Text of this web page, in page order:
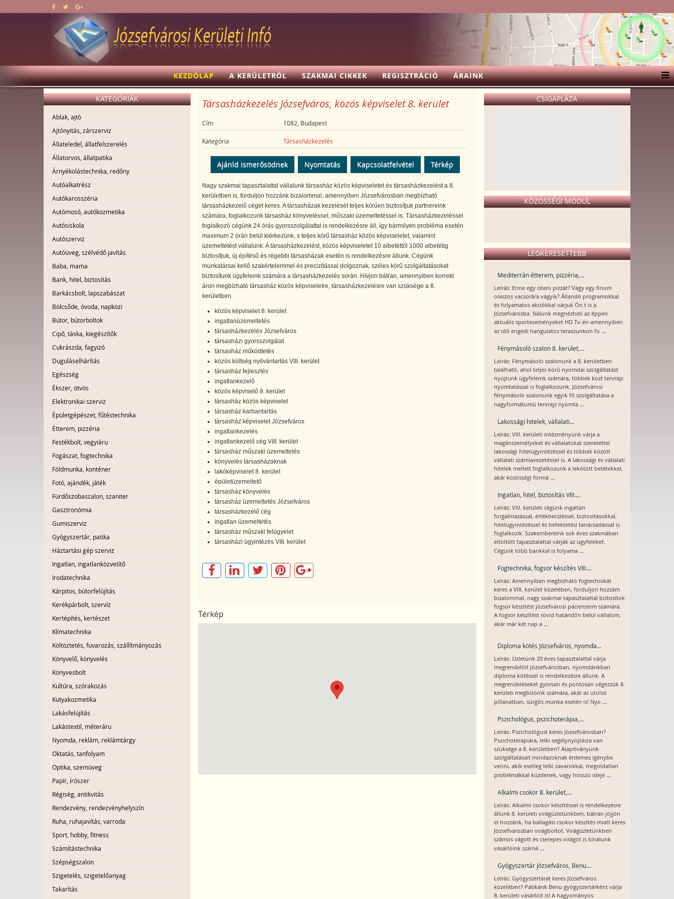
KEZDŐLAP A KERÜLETRŐL SZAKMAI CIKKEK REGISZTRÁCIÓ ÁRAINK
KATEGÓRIÁK
Ablak, ajtó
Ajtónyitás, zárszerviz
Állateledel, állatfelszerelés
Állatorvos, állatpatika
Árnyékolástechnika, redőny
Autóalkatrész
Autókarosszéria
Autómosó, autókozmetika
Autósiskola
Autószerviz
Autóüveg, szélvédő javítás
Baba, mama
Bank, hitel, biztosítás
Barkácsbolt, lapszabászat
Bölcsőde, óvoda, napközi
Bútor, bútorboltok
Cipő, táska, kiegészítők
Cukrászda, fagyizó
Duguláselhárítás
Egészség
Ékszer, ötvös
Elektronikai szerviz
Épületgépészet, fűtéstechnika
Étterem, pizzéria
Festékbolt, vegyiáru
Fogászat, fogtechnika
Földmunka, konténer
Fotó, ajándék, játék
Fürdőszobaszalon, szaniter
Gasztronómia
Gumiszerviz
Gyógyszertár, patika
Háztartási gép szerviz
Ingatlan, ingatlanközvetítő
Irodatechnika
Kárpitos, bútorfelújítás
Kerékpárbolt, szervíz
Kertépítés, kertészet
Klímatechnika
Költöztetés, fuvarozás, szállítmányozás
Könyvelő, könyvelés
Könyvesbolt
Kultúra, szórakozás
Kutyakozmetika
Lakásfelújítás
Lakástextil, méteráru
Nyomda, reklám, reklámtárgy
Oktatás, tanfolyam
Optika, szemüveg
Papír, írószer
Régiség, antikvitás
Rendezvény, rendezvényhelyszín
Ruha, ruhajavítás, varroda
Sport, hobby, fitness
Számítástechnika
Szépségszalon
Szigetelés, szigetelőanyag
Takarítás
Társasházkezelés Józsefváros, közös képviselet 8. kerület
Cím 1082, Budapest
Kategória Társasházkezelés
Ajánld ismerősödnek Nyomtatás Kapcsolatfelvétel Térkép
Nagy szakmai tapasztalattal vállalunk társasház közös képviseletet és társasházkezelést a 8.
kerületben is, forduljon hozzánk bizalommal, amennyiben Józsefvárosban megbízható
társasházkezelő céget keres. A társasházak kezelését teljes körűen biztosítjuk partnereink
számára, foglalkozunk társasház könyveléssel, műszaki üzemeltetéssel is. Társasházkezeléssel
foglalkozó cégünk 24 órás gyorsszolgálattal is rendelkezésre áll, így bármilyen probléma esetén
maximum 2 órán belül kiérkezünk, s teljes körű társasház közös képviseletet, valamint
üzemeltetést vállalunk. A társasházkezelést, közös képviseletet 10 albetéttől 1000 albetétig
biztosítjuk, új építésű és régebbi társasházak esetén is rendelkezésre állunk. Cégünk
munkatársai kellő szakértelemmel és precizitással dolgoznak, széles körű szolgáltatásokat
biztosítunk ügyfeleink számára a társasházkezelés során. Hívjon bátran, amennyiben korrekt
áron megbízható társasház közös képviseletre, társasházkezelésre van szüksége a 8.
kerületben.
közös képviselet 8. kerület
ingatlanüzemeltetés
társasházkezelés Józsefváros
társasházi gyorsszolgálat
társasház működtetés
közös költség nyilvántartás VIII. kerület
társasház fejlesztés
ingatlankezelő
közös képviselő 8. kerület
társasház közös képviselet
társasház karbantartás
társasház képviselet Józsefváros
ingatlankezelés
ingatlankezelő cég VIII. kerület
társasház műszaki üzemeltetés
könyvelés társasházaknak
lakóképviselet 8. kerület
épületüzemeltető
társasház könyvelés
társasház üzemeltetés Józsefváros
társasházkezelő cég
ingatlan üzemeltetés
társasház műszaki felügyelet
társasházi ügyintézés VIII. kerület
Térkép
CSIGAPLÁZA
KÖZÖSSÉGI MODUL
LEGKERESETTEBB
Mediterrán étterem, pizzéria,...
Leírás: Enne egy isteni pizzát? Vagy egy finom
olaszos vacsorára vágyik? Állandó programokkal
és folyamatos akciókkal várjuk Ön t is a
Józsefvárosba. Nálunk megnézheti az éppen
aktuális sporteseményeket HD Tv-én amennyiben
az idő engedi hangulatos teraszunkon fo ...
Fénymásoló szalon 8. kerület,...
Leírás: Fénymásoló szalonunk a 8. kerületben
található, ahol teljes körű nyomdai szolgáltatást
nyújtunk ügyfeleink számára, többek közt tervrajz
nyomtatással is foglalkozunk. Józsefvárosi
fénymásoló szalonunk egyik fő szolgáltatása a
nagyformátumú tervrajz nyomta ...
Lakossági hitelek, vállalati...
Leírás: VIII. kerületi intézményünk várja a
magánszemélyeket és vállalatokat szeretettel
lakossági hitelügyintézéssel és többek között
vállalati számlavezetéssel is. A lakossági és vállalati
hitelek mellett foglalkozunk a lekötött betétekkel,
akár közösségi formá ...
Ingatlan, hitel, biztosítás VIII....
Leírás: VIII. kerületi cégünk ingatlan
forgalmazással, értékbecsléssel, biztosításokkal,
hitelügyintézéssel és befektetési tanácsadással is
foglalkozik. Szakembereink sok éves szakmában
eltöltött tapasztalattal várják az ügyfeleket.
Cégünk több bankkal is folyama ...
Fogtechnika, fogsor készítés VIII....
Leírás: Amennyiben megbízható fogtechnikát
keres a VIII. kerület közelében, forduljon hozzám
bizalommal, nagy szakmai tapasztalattal biztosítok
fogsor készítést józsefvárosi pácienseim számára.
A fogsor készítést rövid határidőn belül vállalom,
akár már két nap a ...
Diploma kötés Józsefváros, nyomda...
Leírás: Üzletünk 20 éves tapasztalattal várja
megrendelőit Józsefvárosban, nyomdánkban
diploma kötéssel is rendelkezésre állunk. A
megrendeléseket gyorsan és pontosan végezzük 8.
kerületi megbízóink számára, akár az utolsó
pillanatban, sürgős munka esetén is! Nyo ...
Pszichológus, pszichoterápia,...
Leírás: Pszichológust keres Józsefvárosban?
Pszichoterápiára, lelki segélynyújtásra van
szüksége a 8. kerületben? Alapítványunk
szolgáltatásait mindazoknak érdemes igénybe
venni, akik esetleg lelki zavarokkal, megoldatlan
problémákkal küzdenek, vagy hosszú ideje ...
Alkalmi csokor 8. kerület,...
Leírás: Alkalmi csokor készítéssel is rendelkezésre
állunk 8. kerületi virágüzletünkben, bátran jöjjön
el hozzánk, ha ballagási csokor készítés miatt keres
Józsefvárosban virágboltot. Virágüzletünkben
számos vágott és cserepes virágot is kínálunk
vásárlóink számá ...
Gyógyszertár Józsefváros, Benu...
Leírás: Gyógyszertárat keres Józsefváros
közelében? Patikánk Benu gyógyszertárként várja
8. kerületi vásárlóit is! A hagyományos